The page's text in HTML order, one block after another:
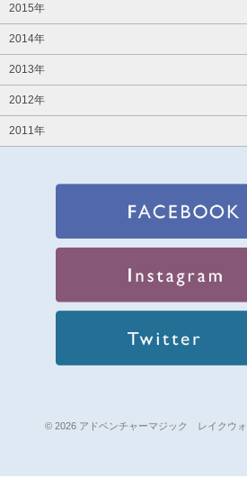
2015年
2014年
2013年
2012年
2011年
© 2026 アドベンチャーマジック レイクウォ